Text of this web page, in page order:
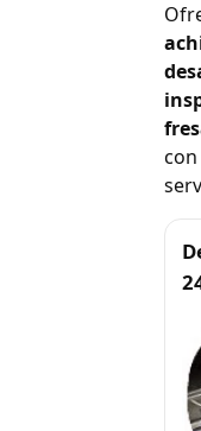
con